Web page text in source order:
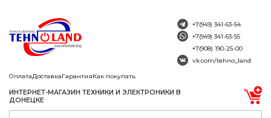
ОплатаДоставкаГарантияКак покупать
ИНТЕРНЕТ-МАГАЗИН ТЕХНИКИ И ЭЛЕКТРОНИКИ В
ДОНЕЦКЕ
+7(949) 341-63-54
+7(949) 341-63-55
+7(908) 190-25-00
vk.com/tehno_land